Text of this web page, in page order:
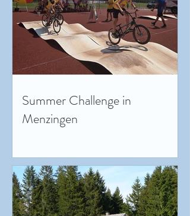
Summer Challenge in
Menzingen